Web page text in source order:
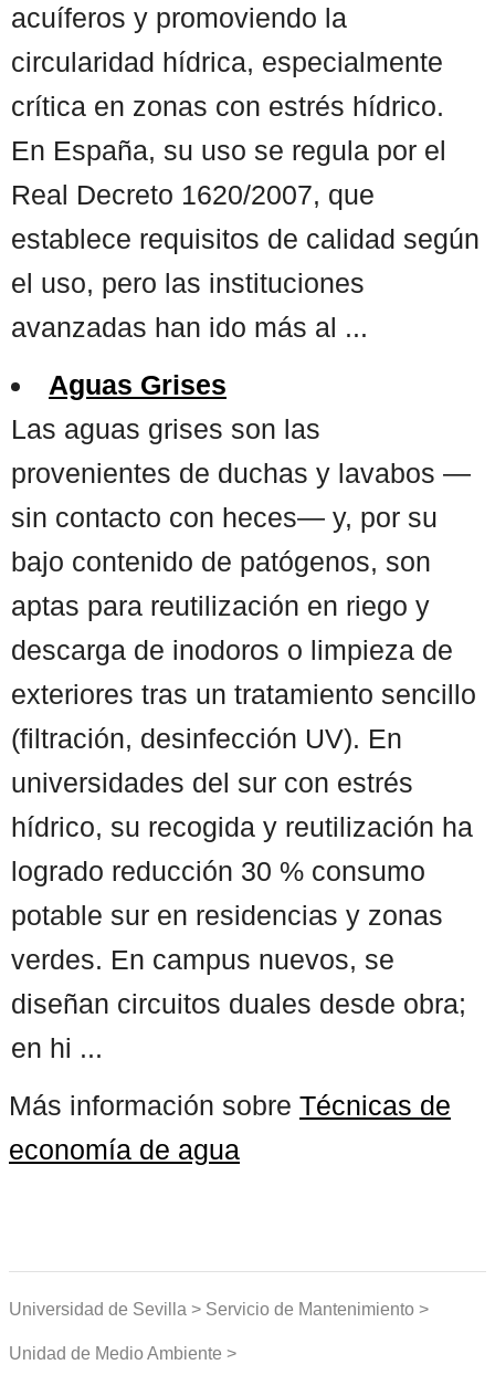
acuíferos y promoviendo la
circularidad hídrica, especialmente
crítica en zonas con estrés hídrico.
En España, su uso se regula por el
Real Decreto 1620/2007, que
establece requisitos de calidad según
el uso, pero las instituciones
avanzadas han ido más al ...
Aguas Grises
Las aguas grises son las
provenientes de duchas y lavabos —
sin contacto con heces— y, por su
bajo contenido de patógenos, son
aptas para reutilización en riego y
descarga de inodoros o limpieza de
exteriores tras un tratamiento sencillo
(filtración, desinfección UV). En
universidades del sur con estrés
hídrico, su recogida y reutilización ha
logrado reducción 30 % consumo
potable sur en residencias y zonas
verdes. En campus nuevos, se
diseñan circuitos duales desde obra;
en hi ...
Más información sobre Técnicas de
economía de agua
Universidad de Sevilla > Servicio de Mantenimiento >
Unidad de Medio Ambiente >